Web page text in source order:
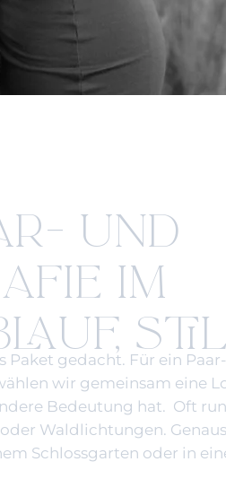
UND
IM
STIL
Paket gedacht. Für ein
wir gemeinsam eine
Bedeutung hat. Oft
Waldlichtungen.
Schlossgarten oder in